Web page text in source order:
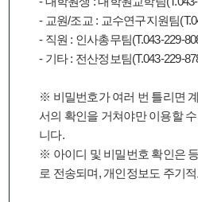
- 교원/조교 : 교수연구지원팀
- 직원 : 인사총무팀(T.043-229-
- 기타 : 전산정보팀(T.043-229-
※ 비밀번호가 여러 번 틀리면
서의 확인을 거쳐야만 이용할
니다.
※ 아이디 및 비밀번호 확인은
로 전송되며, 개인정보도 주기